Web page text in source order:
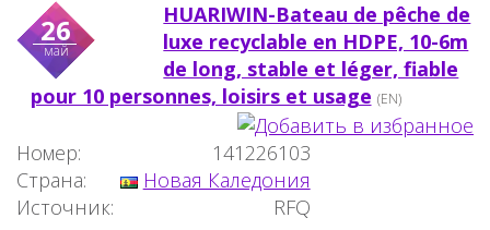
26
май
HUARIWIN-Bateau de pêche de
luxe recyclable en HDPE, 10-6m
de long, stable et léger, fiable
pour 10 personnes, loisirs et usage (EN)
Номер:
141226103
Страна:
Новая Каледония
Источник:
RFQ